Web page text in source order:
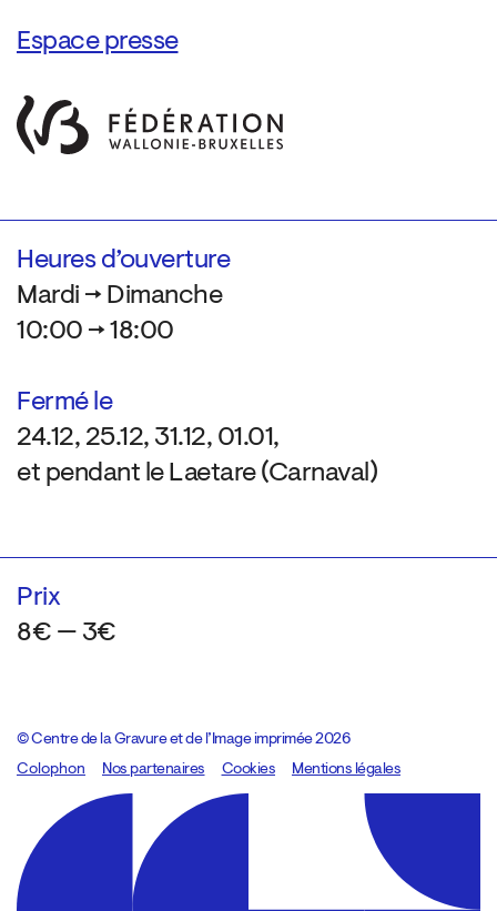
Espace presse
Heures d’ouverture
Mardi → Dimanche
10:00 → 18:00
Fermé le
24.12, 25.12, 31.12, 01.01,
et pendant le Laetare (Carnaval)
Prix
8€ — 3€
© Centre de la Gravure et de l’Image imprimée 2026
Colophon
Design:Marcel Kaczmarek, code:8080.studio
Nos partenaires Cookies Mentions légales